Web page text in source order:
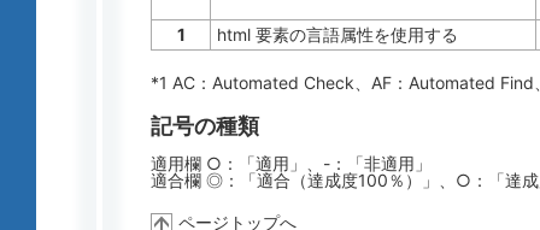
1 html 要素の言語属性を使用する
*1 AC： Automated Check 、AF： Automated Find
記号の種類
適用欄 ○：「適用」、-：「非適用」
適合欄 ◎：「適合（達成度100％）」、○：「達
ページトップへ